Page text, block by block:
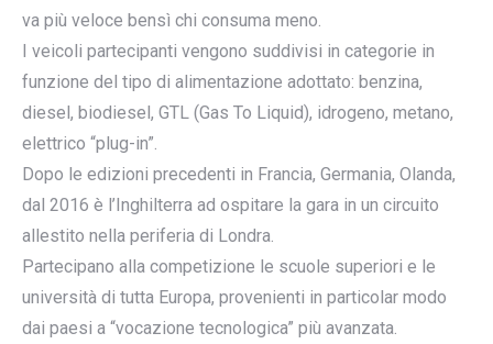
va più veloce bensì chi consuma meno.
I veicoli partecipanti vengono suddivisi in categorie in
funzione del tipo di alimentazione adottato: benzina,
diesel, biodiesel, GTL (Gas To Liquid), idrogeno, metano,
elettrico “plug-in”.
Dopo le edizioni precedenti in Francia, Germania, Olanda,
dal 2016 è l’Inghilterra ad ospitare la gara in un circuito
allestito nella periferia di Londra.
Partecipano alla competizione le scuole superiori e le
università di tutta Europa, provenienti in particolar modo
dai paesi a “vocazione tecnologica” più avanzata.